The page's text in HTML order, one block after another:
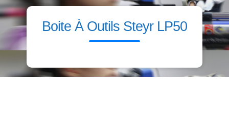
Boite À Outils Steyr LP50